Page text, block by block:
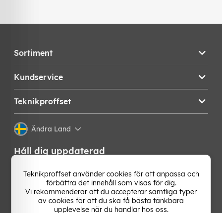
Sortiment
Kundservice
Teknikproffset
Ändra Land
Håll dig uppdaterad
Få de senaste nyheterna, hetaste erbjudandena och
bästa tipsen från oss direkt i din mejlkorg. Signa upp på
vårt nyhetsbrev!
Teknikproffset använder cookies för att anpassa och
förbättra det innehåll som visas för dig.
Vi rekommenderar att du accepterar samtliga typer
av cookies för att du ska få bästa tänkbara
upplevelse när du handlar hos oss.